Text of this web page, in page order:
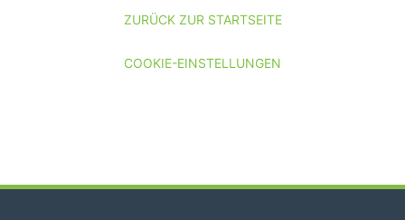
ZURÜCK ZUR STARTSEITE
COOKIE-EINSTELLUNGEN